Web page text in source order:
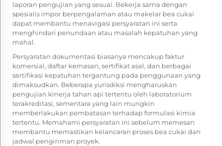
laporan pengujian yang sesuai. Bekerja sama dengan
spesialis impor berpengalaman atau makelar bea cukai
dapat membantu menavigasi persyaratan ini serta
menghindari penundaan atau masalah kepatuhan yang
mahal.
Persyaratan dokumentasi biasanya mencakup faktur
komersial, daftar kemasan, sertifikat asal, dan berbagai
sertifikasi kepatuhan tergantung pada penggunaan yang
dimaksudkan. Beberapa yurisdiksi mengharuskan
pengujian kinerja tahan api tertentu oleh laboratorium
terakreditasi, sementara yang lain mungkin
memberlakukan pembatasan terhadap formulasi kimia
tertentu. Memahami persyaratan ini sebelum memesan
membantu memastikan kelancaran proses bea cukai dan
jadwal pengiriman proyek.